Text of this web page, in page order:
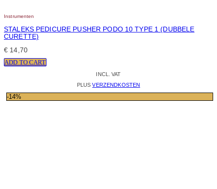
Instrumenten
STALEKS PEDICURE PUSHER PODO 10 TYPE 1 (DUBBELE
CURETTE)
€ 14,70
ADD TO CART
INCL. VAT
PLUSVERZENDKOSTEN
-14%